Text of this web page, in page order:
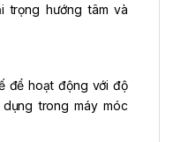
trọng hướng tâm và
để hoạt động với độ
trong máy móc